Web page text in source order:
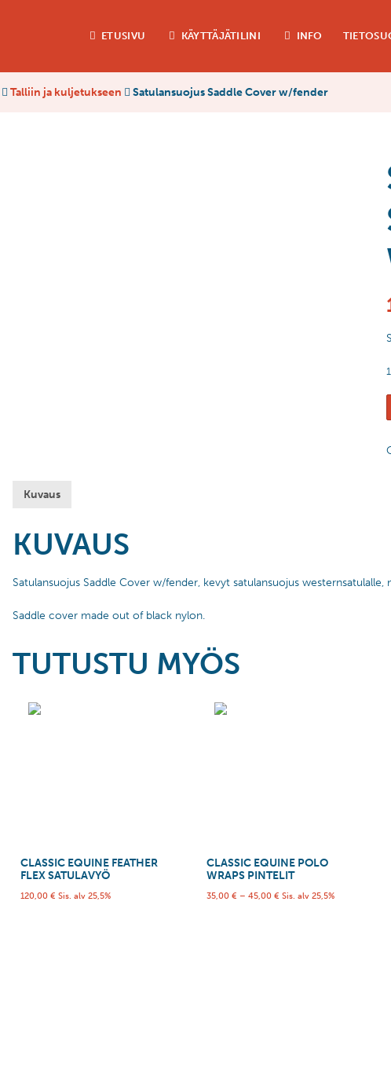
ETUSIVU KÄYTTÄJÄTILINI INFO
Talliin ja kuljetukseen Satulansuojus Saddle Cover w/fender
Kuvaus
KUVAUS
Satulansuojus Saddle Cover w/fender, kevyt satulansuojus
Saddle cover made out of black nylon.
TUTUSTU MYÖS
CLASSIC EQUINE FEATHER
FLEX SATULAVYÖ
120,00€ Sis. alv 25,5%
CLASSIC EQUINE POLO
WRAPS PINTELIT
35,00 € – 45,00 € Sis. alv 25,5%